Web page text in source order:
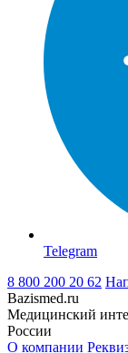
Telegram
8 800 200 20 62
Bazismed.ru
Медицинский
России
О компании